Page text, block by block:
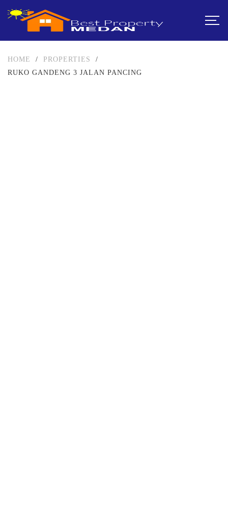
HOME / PROPERTIES
/
RUKO GANDENG 3 JALAN PANCING